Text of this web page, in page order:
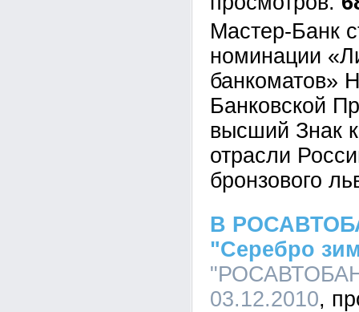
Мастер-Банк
номинации
банкоматов»
Банковской
высший Знак
отрасли
бронзового
В
"Серебро
03.12.2010